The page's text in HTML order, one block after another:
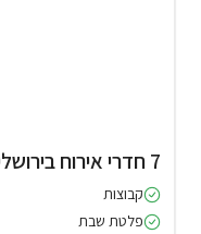
7 חדרי אירוח בירושלים
קבוצות
פלטת שבת